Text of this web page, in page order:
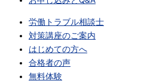
労働トラブル相談士
対策講座のご案内
はじめての方へ
合格者の声
無料体験